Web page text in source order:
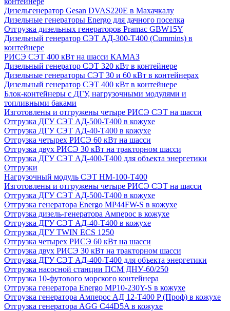
Дизельгенератор Gesan DVAS220E в Махачкалу
Дизельные генераторы Energo для дачного поселка
Отгрузка дизельных генераторов Pramac GВW15Y
Дизельный генератор СЭТ АД-300-Т400 (Cummins) в
контейнере
РИСЭ СЭТ 400 кВт на шасси КАМАЗ
Дизельный генератор СЭТ 320 кВт в контейнере
Дизельные генераторы СЭТ 30 и 60 кВт в контейнерах
Дизельный генератор СЭТ 400 кВт в контейнере
Блок-контейнеры с ДГУ, нагрузочными модулями и
топливными баками
Изготовлены и отгружены четыре РИСЭ СЭТ на шасси
Отгрузка ДГУ СЭТ АД-500-Т400 в кожухе
Отгрузка ДГУ СЭТ АД-40-Т400 в кожухе
Отгрузка четырех РИСЭ 60 кВт на шасси
Отгрузка двух РИСЭ 30 кВт на тракторном шасси
Отгрузка ДГУ СЭТ АД-400-Т400 для объекта энергетики
Отгрузки
Нагрузочный модуль СЭТ НМ-100-Т400
Изготовлены и отгружены четыре РИСЭ СЭТ на шасси
Отгрузка ДГУ СЭТ АД-500-Т400 в кожухе
Отгрузка генератора Energo MP44FW-S в кожухе
Отгрузка дизель-генератора Амперос в кожухе
Отгрузка ДГУ СЭТ АД-40-Т400 в кожухе
Отгрузка ДГУ TWIN ECS 1250
Отгрузка четырех РИСЭ 60 кВт на шасси
Отгрузка двух РИСЭ 30 кВт на тракторном шасси
Отгрузка ДГУ СЭТ АД-400-Т400 для объекта энергетики
Отгрузка насосной станции ПСМ ДНУ-60/250
Отгрузка 10-футового морского контейнера
Отгрузка генератора Energo MP10-230Y-S в кожухе
Отгрузка генератора Амперос АД 12-Т400 P (Проф) в кожухе
Отгрузка генератора AGG C44D5A в кожухе